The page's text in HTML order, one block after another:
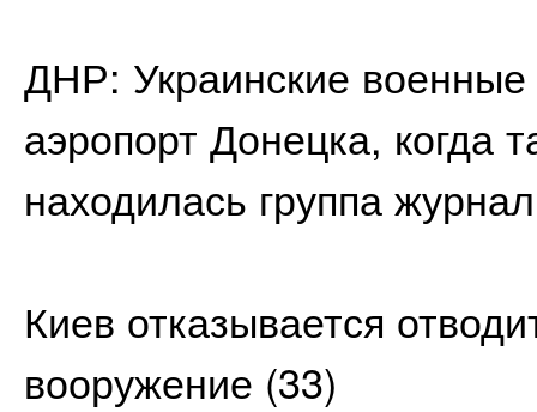
ДНР: Украинские военные
аэропорт Донецка, когда
находилась группа
Киев отказывается
вооружение (33)